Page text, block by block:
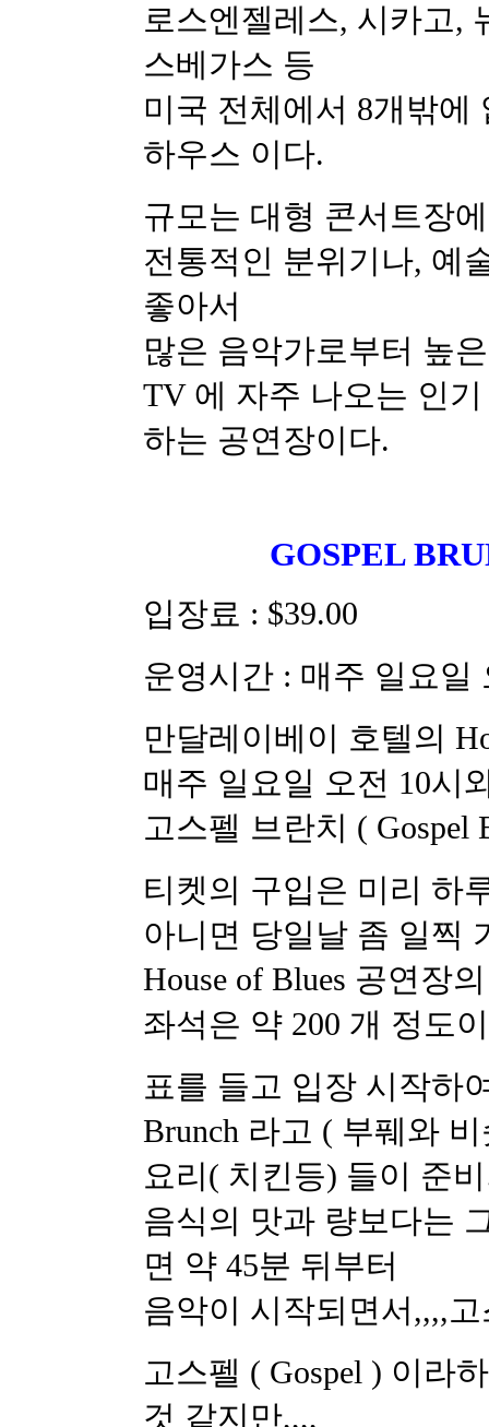
로스엔젤레스, 시카고,
스베가스 등
미국 전체에서 8개밖에
하우스 이다.
규모는 대형 콘서트장
전통적인 분위기나, 예
좋아서
많은 음악가로부터 높
TV 에 자주 나오는 인
하는 공연장이다.
GOSPEL
입장료 : $39.00
운영시간 : 매주 일요일
만달레이베이 호텔의
매주 일요일 오전 10시
고스펠 브란치 ( Gospel
티켓의 구입은 미리 하
아니면 당일날 좀 일찍
House of Blues 공연장
좌석은 약 200 개 정도
표를 들고 입장 시작하
Brunch 라고 ( 부풰와
요리( 치킨등) 들이 준
음식의 맛과 량보다는
면 약 45분 뒤부터
음악이 시작되면서,,,,
고스펠 ( Gospel ) 이라
것 같지만,,,,